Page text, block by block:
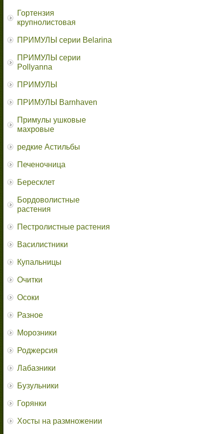
Гортензия
крупнолистовая
ПРИМУЛЫ серии Belarina
ПРИМУЛЫ серии
Pollyanna
ПРИМУЛЫ
ПРИМУЛЫ Barnhaven
Примулы ушковые
махровые
редкие Астильбы
Печеночница
Бересклет
Бордоволистные
растения
Пестролистные растения
Василистники
Купальницы
Очитки
Осоки
Разное
Морозники
Роджерсия
Лабазники
Бузульники
Горянки
Хосты на размножении